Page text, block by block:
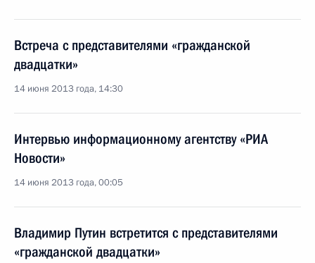
Встреча с представителями «гражданской
двадцатки»
14 июня 2013 года, 14:30
Интервью информационному агентству «РИА
Новости»
14 июня 2013 года, 00:05
Владимир Путин встретится с представителями
«гражданской двадцатки»